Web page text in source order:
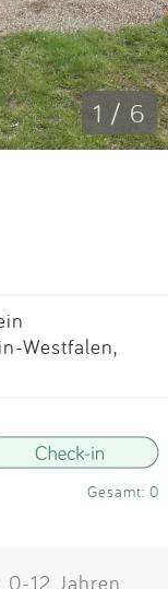
1 / 6
Westfalen,
Gesamt: 0
0-12 Jahren